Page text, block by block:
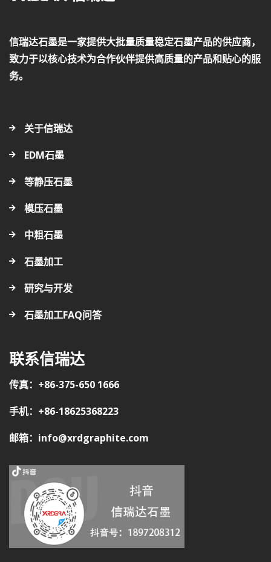
信瑞达石墨是一家提供大批量质量稳定石墨产品的供应商，
致力于以核心技术为合作伙伴提供高质量的产品和贴心的服
务。
关于信瑞达
EDM石墨
等静压石墨
模压石墨
中粗石墨
石墨加工
研究与开发
石墨加工FAQ问答
联系信瑞达
传真：+86-375-650 1666
手机：+86-18625368223
邮箱：info@xrdgraphite.com